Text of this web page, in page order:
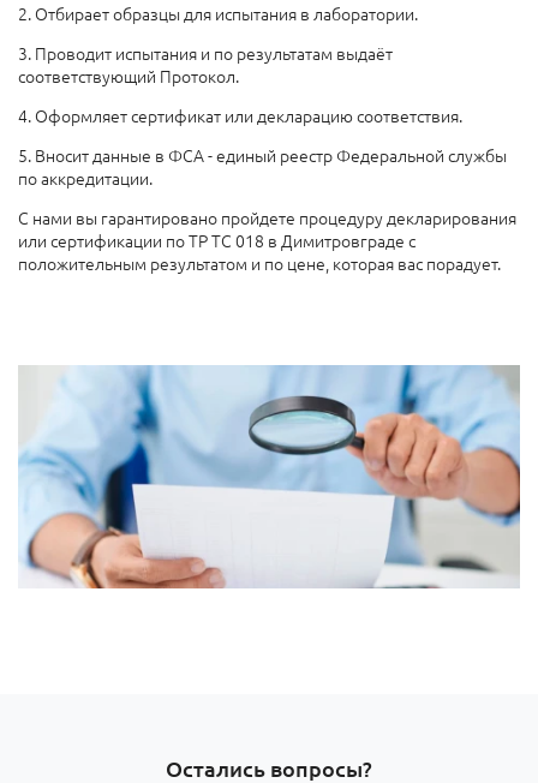
2. Отбирает образцы для испытания в лаборатории.
3. Проводит испытания и по результатам выдаёт
соответствующий Протокол.
4. Оформляет сертификат или декларацию соответствия.
5. Вносит данные в ФСА - единый реестр Федеральной службы
по аккредитации.
С нами вы гарантировано пройдете процедуру декларирования
или сертификации по ТР ТС 018 в Димитровграде с
положительным результатом и по цене, которая вас порадует.
Остались вопросы?